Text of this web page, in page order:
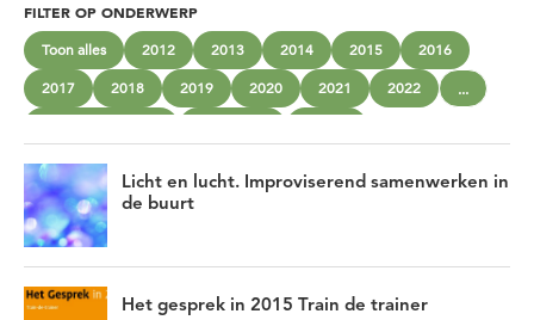
FILTER OP ONDERWERP
Toon alles 2012 2013 2014 2015 2016
2017 2018 2019 2020 2021 2022 ...
gemengd wonen
Innoveren Interprofessioneel werken
Kwaliteit van zorg- en dienstverlening
Licht en lucht. Improviserend samenwerken in
de buurt
Het gesprek in 2015 Train de trainer